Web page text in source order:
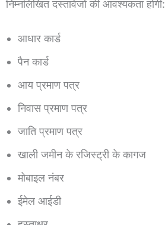
निम्नलिखित दस्तावेजों की आवश्यकता होगी:
आधार कार्ड
पैन कार्ड
आय प्रमाण पत्र
निवास प्रमाण पत्र
जाति प्रमाण पत्र
खाली जमीन के रजिस्ट्री के कागज
मोबाइल नंबर
ईमेल आईडी